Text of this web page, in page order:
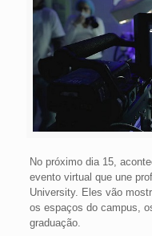
No próximo dia 15,
evento virtual que une
University. Eles vão
os espaços do campus,
graduação.